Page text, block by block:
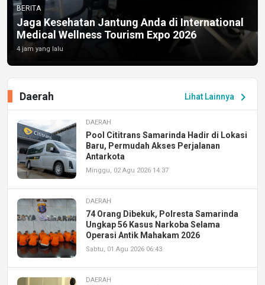
BERITA
Jaga Kesehatan Jantung Anda di International
Medical Wellness Tourism Expo 2026
4 jam yang lalu
Lihat Lainnya chevron_right
Daerah
DAERAH
Pool Cititrans Samarinda Hadir di Lokasi
Baru, Permudah Akses Perjalanan
Antarkota
Minggu, 02 Agu 2026 14:37
DAERAH
74 Orang Dibekuk, Polresta Samarinda
Ungkap 56 Kasus Narkoba Selama
Operasi Antik Mahakam 2026
Sabtu, 01 Agu 2026 06:43
DAERAH